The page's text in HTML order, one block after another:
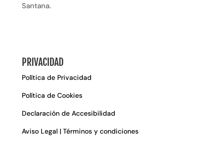
Santana.
PRIVACIDAD
Política de Privacidad
Política de Cookies
Declaración de Accesibilidad
Aviso Legal | Términos y condiciones